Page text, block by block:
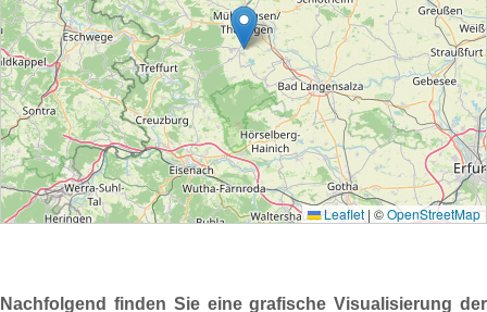
Nachfolgend finden Sie eine grafische Visualisierung der